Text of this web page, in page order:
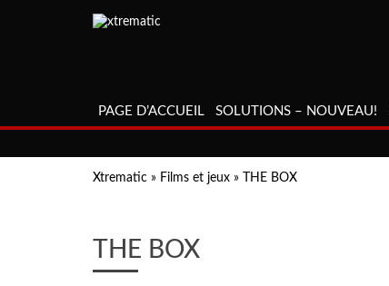
PAGE D’ACCUEIL SOLUTIONS – NOUVEAU!
Xtrematic » Films et jeux » THE BOX
THE BOX